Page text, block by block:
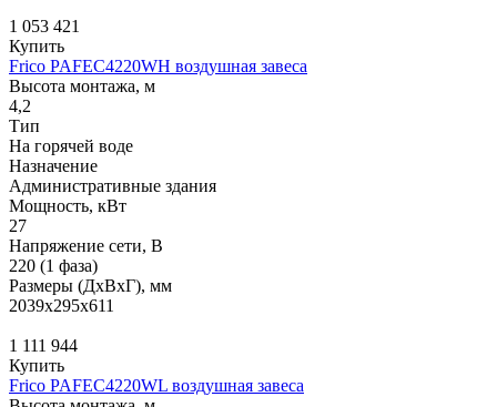
1 053 421
Купить
Frico PAFEC4220WH воздушная завеса
Высота монтажа, м
4,2
Тип
На горячей воде
Назначение
Административные здания
Мощность, кВт
27
Напряжение сети, В
220 (1 фаза)
Размеры (ДхВхГ), мм
2039x295x611
1 111 944
Купить
Frico PAFEC4220WL воздушная завеса